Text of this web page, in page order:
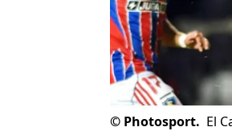
© Photosport. El